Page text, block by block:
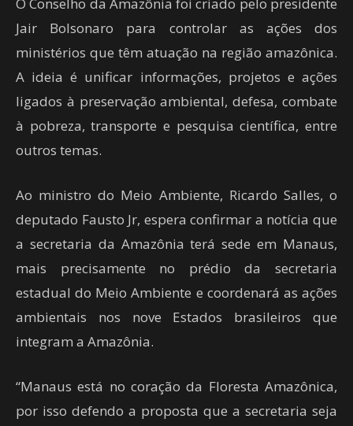
Jair Bolsonaro para controlar as ações dos
ministérios que têm atuação na região amazônica.
A ideia é unificar informações, projetos e ações
ligados à preservação ambiental, defesa, combate
à pobreza, transporte e pesquisa científica, entre
outros temas.
Ao ministro do Meio Ambiente, Ricardo Salles, o
deputado Fausto Jr, espera confirmar a notícia que
a secretaria da Amazônia terá sede em Manaus,
mais precisamente no prédio da secretaria
estadual do Meio Ambiente e coordenará as ações
ambientais nos nove Estados brasileiros que
integram a Amazônia.
“Manaus está no coração da Floresta Amazônica,
por isso defendo a proposta que a secretaria seja